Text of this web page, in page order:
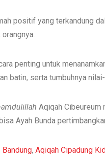
positif yang terkandung
penting untuk
batin, serta tumbuhnya
Aqiqah Cibeureum
Ayah Bunda
Bandung, Aqiqah Cipadung